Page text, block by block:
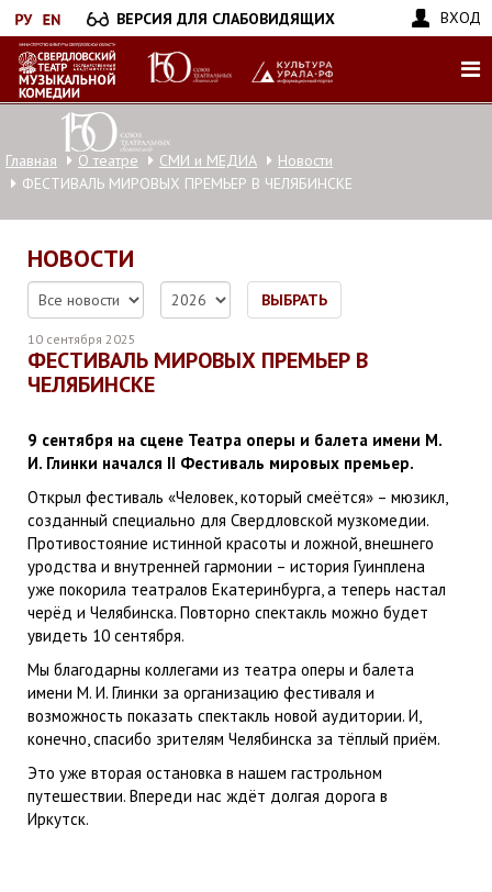
Перейти
к
основному
содержанию
ВЕРСИЯ ДЛЯ СЛАБОВИДЯЩИХ ВХОД
Главная О театре СМИ и МЕДИА
Новости
ФЕСТИВАЛЬ МИРОВЫХ ПРЕМЬЕР В ЧЕЛЯБИНСКЕ
НОВОСТИ
ВЫБРАТЬ
10 сентября 2025
ФЕСТИВАЛЬ МИРОВЫХ ПРЕМЬЕР В
ЧЕЛЯБИНСКЕ
9 сентября на сцене Театра оперы и балета имени М.
И. Глинки начался II Фестиваль мировых премьер.
Открыл фестиваль «Человек, который смеётся» – мюзикл,
созданный специально для Свердловской музкомедии.
Противостояние истинной красоты и ложной, внешнего
уродства и внутренней гармонии – история Гуинплена
уже покорила театралов Екатеринбурга, а теперь настал
черёд и Челябинска. Повторно спектакль можно будет
увидеть 10 сентября.
Мы благодарны коллегами из театра оперы и балета
имени М. И. Глинки за организацию фестиваля и
возможность показать спектакль новой аудитории. И,
конечно, спасибо зрителям Челябинска за тёплый приём.
Это уже вторая остановка в нашем гастрольном
путешествии. Впереди нас ждёт долгая дорога в
Иркутск.